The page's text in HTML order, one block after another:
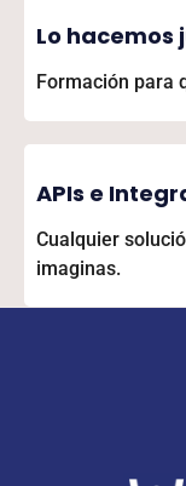
Lo hacemos
Formación para
APIs e
Cualquier
imaginas.